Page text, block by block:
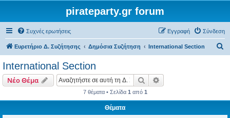
pirateparty.gr forum
Συχνές ερωτήσεις Σύνδεση
Εγγραφή
Ευρετήριο Δ. Συζήτησης Δημόσια Συζήτηση International Section
International Section
Νέο Θέμα Αναζήτηση
7 θέματα • Σελίδα 1 από 1
Θέματα